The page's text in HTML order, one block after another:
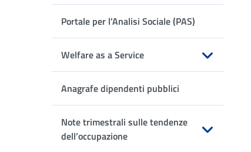
Apri sottomenu
Portale per l'Analisi Sociale (PAS)
Welfare as a Service
Apri sottomenu
Anagrafe dipendenti pubblici
Note trimestrali sulle tendenze
dell’occupazione